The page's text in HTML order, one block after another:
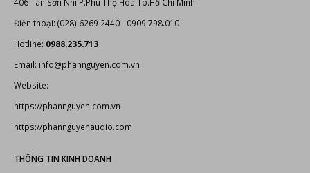
406 Tân Sơn Nhì P.Phú Thọ Hòa Tp.Hồ Chí Minh
Điện thoại: (028) 6269 2440 - 0909.798.010
Hotline: 0988.235.713
Email: info@phannguyen.com.vn
Website:
https://phannguyen.com.vn
https://phannguyenaudio.com
THÔNG TIN KINH DOANH